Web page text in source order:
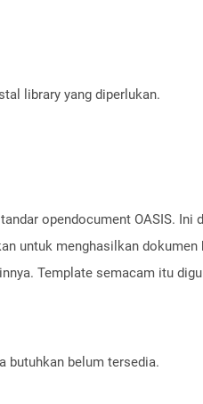
library yang diperlukan.
opendocument OASIS. Ini
untuk menghasilkan dokumen
Template semacam itu
butuhkan belum tersedia.